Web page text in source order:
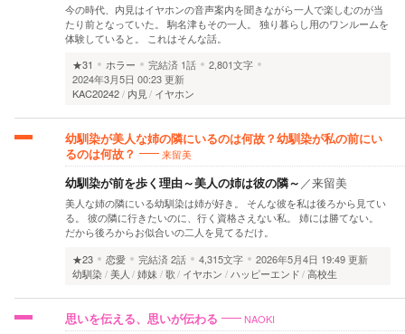
今の時代、内見はイヤホンの音声案内を聞きながら一人で楽しむのが当
たり前となっていた。 駒名津もその一人。 独り暮らし用のワンルームを
体験していると。 これはそんな話。
★31
ホラー 完結済 1話
2,801文字
2024年3月5日 00:23 更新
KAC20242
内見 イヤホン
幼馴染が美人な姉の隣にいるのは何故？幼馴染が私の前にい
るのは何故？
来留美
幼馴染が前を歩く理由～美人の姉は彼の隣～ ／来留美
美人な姉の隣にいる幼馴染は姉が好き。 そんな彼を私は後ろから見てい
る。 彼の隣に行きたいのに、行く資格さえない私。 姉には勝てない。
だから後ろからお似合いの二人を見てるだけ。
★23
恋愛 完結済2話 4,315文字
2026年5月4日 19:49 更新
幼馴染
美人 姉妹 歌 イヤホン ハッピーエンド 高校生
思いを伝える、思いが伝わる NAOKI